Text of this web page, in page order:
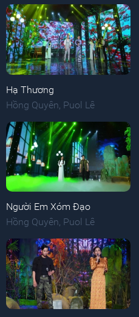
Hạ Thương
Hồng Quyên Puol Lê
Người Em Xóm Đạo
Hồng Quyên, Puol Lê